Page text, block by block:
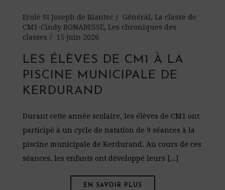
Ecole St Joseph de Riantec Général , La classe de
CM1-Cindy BONABESSE, Les chroniques des
classes
15 juin 2026
LES ÉLÈVES DE CM1 À LA
PISCINE MUNICIPALE DE
KERDURAND
Durant cette année scolaire, les élèves de CM1 ont
participé à un cycle de natation de 9 séances à la
piscine municipale de Kerdurand. Au cours de ces
séances, les enfants ont développé leurs [...]
EN SAVOIR PLUS